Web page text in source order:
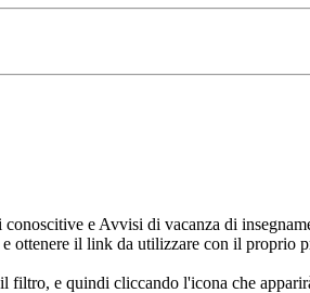
e Avvisi di vacanza di
ottenere il link da utilizzare con il
filtro, e quindi cliccando l'icona che